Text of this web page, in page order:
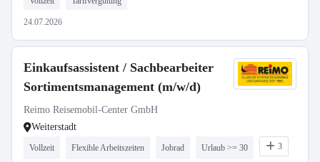
24.07.2026
Einkaufsassistent / Sachbearbeiter
Sortimentsmanagement (m/w/d)
Reimo Reisemobil-Center GmbH
Weiterstadt
Vollzeit Flexible Arbeitszeiten Jobrad Urlaub >= 30 3